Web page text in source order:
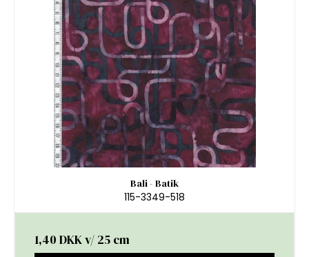
Bali - Batik
115-3349-518
1,40 DKKv/ 25 cm